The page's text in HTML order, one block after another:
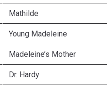
Mathilde
Young Madeleine
Madeleine’s Mother
Dr. Hardy